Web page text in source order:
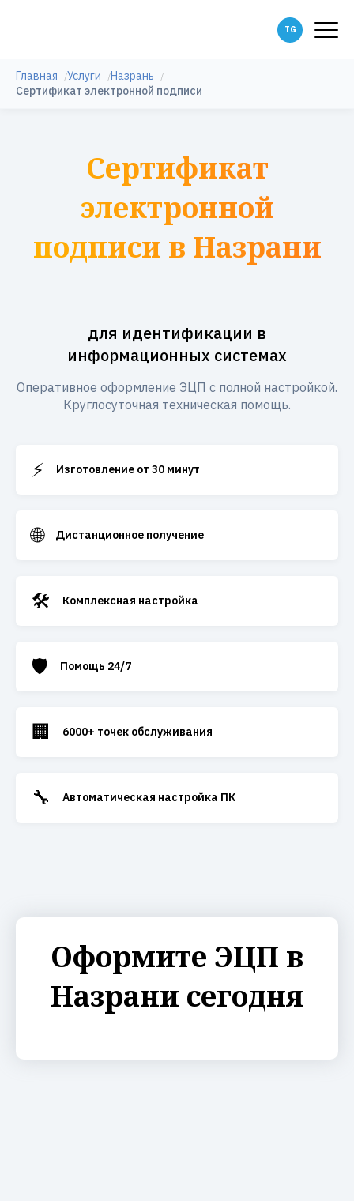
Главная Услуги
Назрань
Сертификат электронной подписи
Сертификат
электронной
подписи в Назрани
для идентификации в
информационных системах
Оперативное оформление ЭЦП с полной настройкой.
Круглосуточная техническая помощь.
⚡ Изготовление от 30 минут
🌐 Дистанционное получение
🛠️ Комплексная настройка
🛡️ Помощь 24/7
🏢 6000+ точек обслуживания
🔧 Автоматическая настройка ПК
Оформите ЭЦП в
Назрани сегодня